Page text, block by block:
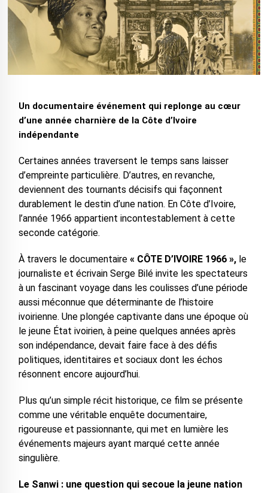
Un documentaire événement qui replonge au cœur
d’une année charnière de la Côte d’Ivoire
indépendante
Certaines années traversent le temps sans laisser
d’empreinte particulière. D’autres, en revanche,
deviennent des tournants décisifs qui façonnent
durablement le destin d’une nation. En Côte d’Ivoire,
l’année 1966 appartient incontestablement à cette
seconde catégorie.
À travers le documentaire« CÔTE D’IVOIRE 1966 »,le
journaliste et écrivain Serge Bilé invite les spectateurs
à un fascinant voyage dans les coulisses d’une période
aussi méconnue que déterminante de l’histoire
ivoirienne. Une plongée captivante dans une époque où
le jeune État ivoirien, à peine quelques années après
son indépendance, devait faire face à des défis
politiques, identitaires et sociaux dont les échos
résonnent encore aujourd’hui.
Plus qu’un simple récit historique, ce film se présente
comme une véritable enquête documentaire,
rigoureuse et passionnante, qui met en lumière les
événements majeurs ayant marqué cette année
singulière.
Le Sanwi : une question qui secoue la jeune nation